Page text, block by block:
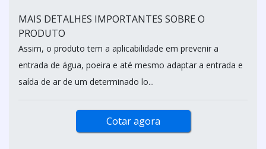
MAIS DETALHES IMPORTANTES SOBRE O
PRODUTO
Assim, o produto tem a aplicabilidade em prevenir a
entrada de água, poeira e até mesmo adaptar a entrada e
saída de ar de um determinado lo...
Cotar agora